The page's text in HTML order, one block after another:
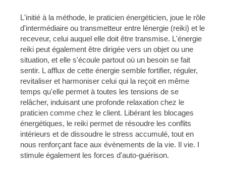
L'initié à la méthode, le praticien énergéticien, joue le rôle
d'intermédiaire ou transmetteur entre lénergie (reiki) et le
receveur, celui auquel elle doit être transmise. L'énergie
reiki peut également être dirigée vers un objet ou une
situation, et elle s'écoule partout où un besoin se fait
sentir. L afflux de cette énergie semble fortifier, réguler,
revitaliser et harmoniser celui qui la reçoit en même
temps qu'elle permet à toutes les tensions de se
relâcher, induisant une profonde relaxation chez le
praticien comme chez le client. Libérant les blocages
énergétiques, le reiki permet de résoudre les conflits
intérieurs et de dissoudre le stress accumulé, tout en
nous renforçant face aux évènements de la vie. Il vie. I
stimule également les forces d'auto-guérison.